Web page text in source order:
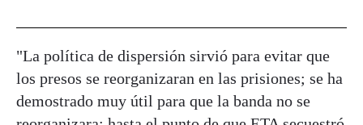
"La política de dispersión sirvió para evitar que
los presos se reorganizaran en las prisiones; se ha
demostrado muy útil para que la banda no se